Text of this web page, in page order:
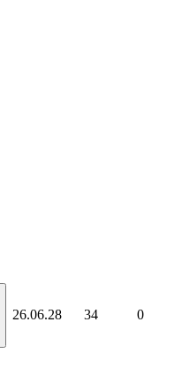
26.06.28 34 0